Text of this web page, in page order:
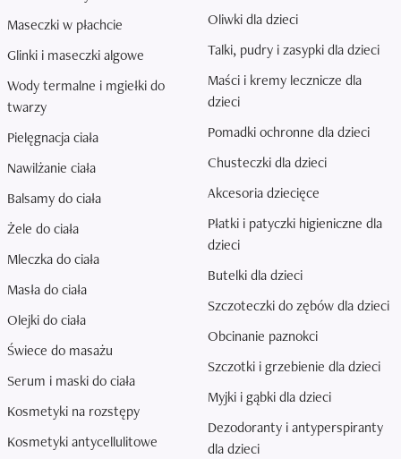
Maseczki w płachcie
Glinki i maseczki algowe
Wody termalne i mgiełki do
twarzy
Pielęgnacja ciała
Nawilżanie ciała
Balsamy do ciała
Żele do ciała
Mleczka do ciała
Masła do ciała
Olejki do ciała
Świece do masażu
Serum i maski do ciała
Kosmetyki na rozstępy
Kosmetyki antycellulitowe
Oliwki dla dzieci
Talki, pudry i zasypki dla dzieci
Maści i kremy lecznicze dla
dzieci
Pomadki ochronne dla dzieci
Chusteczki dla dzieci
Akcesoria dziecięce
Płatki i patyczki higieniczne dla
dzieci
Butelki dla dzieci
Szczoteczki do zębów dla dzieci
Obcinanie paznokci
Szczotki i grzebienie dla dzieci
Myjki i gąbki dla dzieci
Dezodoranty i antyperspiranty
dla dzieci